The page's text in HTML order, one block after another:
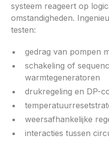
systeem reageert op
omstandigheden.
testen:
gedrag van pompen
schakeling of
warmtegeneratoren
drukregeling en DP-
weersafhankelijke
interacties tussen